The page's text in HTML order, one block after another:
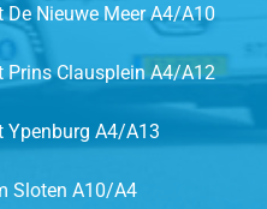
De Nieuwe Meer A4/A10
Prins Clausplein A4/A12
Ypenburg A4/A13
Sloten A10/A4